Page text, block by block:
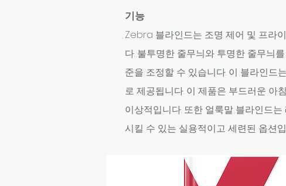
기능
Zebra 블라인드는 조명 제어 및 프라
다. 불투명한 줄무늬와 투명한 줄무늬
준을 조정할 수 있습니다. 이 블라인드
로 제공됩니다. 이 제품은 부드러운 아
이상적입니다. 또한 얼룩말 블라인드
시킬 수 있는 실용적이고 세련된 옵션